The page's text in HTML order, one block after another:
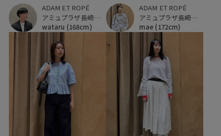
ADAM ET ROPÉ
アミュプラザ長崎新館
wataru (168cm)
ADAM ET ROPÉ
アミュプラザ長崎新館
mae (172cm)